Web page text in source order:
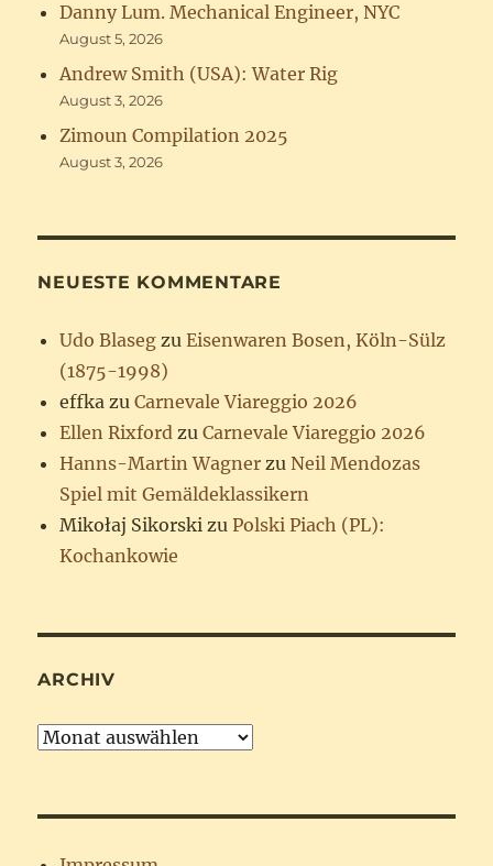
Danny Lum. Mechanical Engineer, NYC
August 5, 2026
Andrew Smith (USA): Water Rig
August 3, 2026
Zimoun Compilation 2025
August 3, 2026
NEUESTE KOMMENTARE
Udo Blaseg zuEisenwaren Bosen, Köln-Sülz
(1875-1998)
effka zuCarnevale Viareggio 2026
Ellen Rixford zuCarnevale Viareggio 2026
Hanns-Martin Wagner zuNeil Mendozas
Spiel mit Gemäldeklassikern
Mikołaj Sikorski zuPolski Piach (PL):
Kochankowie
ARCHIV
Archiv